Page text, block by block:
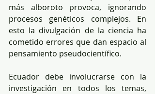
más alboroto provoca, ignorando
procesos genéticos complejos. En
esto la divulgación de la ciencia ha
cometido errores que dan espacio al
pensamiento pseudocientífico.
Ecuador debe involucrarse con la
investigación en todos los temas,